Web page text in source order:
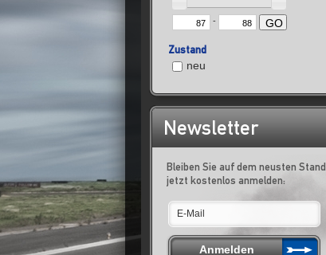
- GO
Zustand
neu
Newsletter
Bleiben Sie auf dem neusten Stand,
jetzt kostenlos anmelden: